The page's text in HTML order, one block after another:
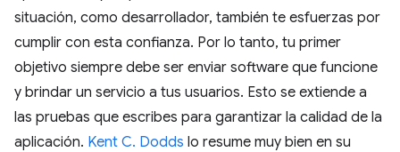
situación, como desarrollador, también te esfuerzas por
cumplir con esta confianza. Por lo tanto, tu primer
objetivo siempre debe ser enviar software que funcione
y brindar un servicio a tus usuarios. Esto se extiende a
las pruebas que escribes para garantizar la calidad de la
aplicación. Kent C. Dodds lo resume muy bien en su